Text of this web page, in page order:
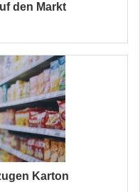
den Markt
Karton